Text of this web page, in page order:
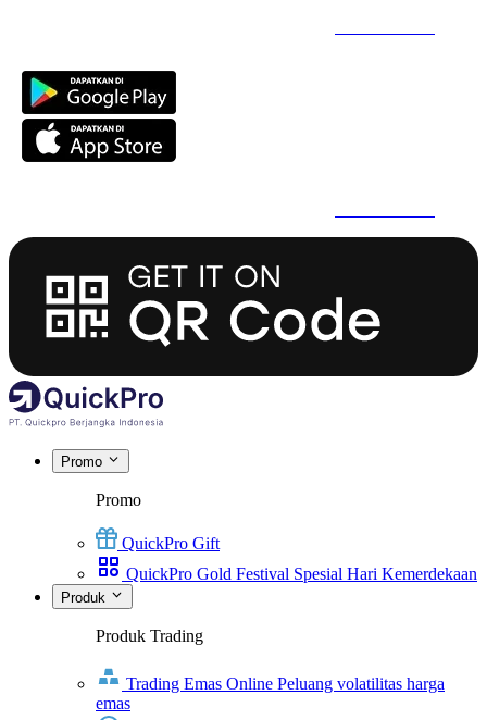
Promo
Promo
QuickPro Gift
QuickPro Gold Festival Spesial Hari Kemerdekaan
Produk
Produk Trading
Trading Emas Online Peluang volatilitas harga
emas